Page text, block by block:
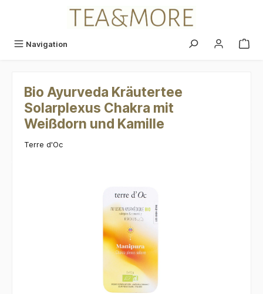
Navigation
Bio Ayurveda Kräutertee
Solarplexus Chakra mit
Weißdorn und Kamille
Terre d'Oc